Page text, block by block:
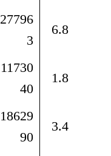
27796
3
6.8
11730
40
1.8
18629
90
3.4